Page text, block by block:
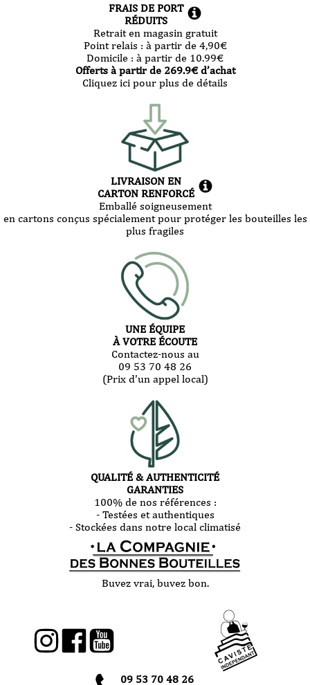
FRAIS DE PORT
RÉDUITS
Retrait en magasin gratuit
Point relais : à partir de 4,90€
Domicile : à partir de 10.99€
Offerts à partir de 269.9€ d’achat
Cliquez ici pour plus de détails
LIVRAISON EN
CARTON RENFORCÉ
Emballé soigneusement
en cartons conçus spécialement pour protéger les bouteilles les
plus fragiles
UNE ÉQUIPE
À VOTRE ÉCOUTE
Contactez-nous au
09 53 70 48 26
(Prix d'un appel local)
QUALITÉ & AUTHENTICITÉ
GARANTIES
100% de nos références :
- Testées et authentiques
- Stockées dans notre local climatisé
Buvez vrai, buvez bon.
09 53 70 48 26